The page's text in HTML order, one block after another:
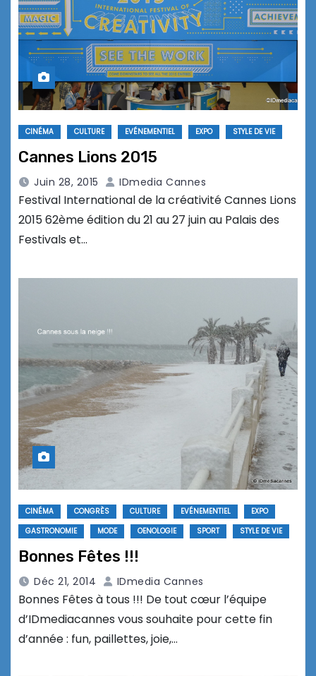
CINÉMA CULTURE EVÉNEMENTIEL EXPO STYLE DE VIE
Cannes Lions 2015
Juin 28, 2015 IDmedia Cannes
Festival International de la créativité Cannes Lions
2015 62ème édition du 21 au 27 juin au Palais des
Festivals et…
CINÉMA CONGRÈS CULTURE EVÉNEMENTIEL
EXPO
GASTRONOMIE
MODE OENOLOGIE SPORT STYLE DE VIE
Bonnes Fêtes !!!
Déc 21, 2014 IDmedia Cannes
Bonnes Fêtes à tous !!! De tout cœur l’équipe
d’IDmediacannes vous souhaite pour cette fin
d’année : fun, paillettes, joie,…